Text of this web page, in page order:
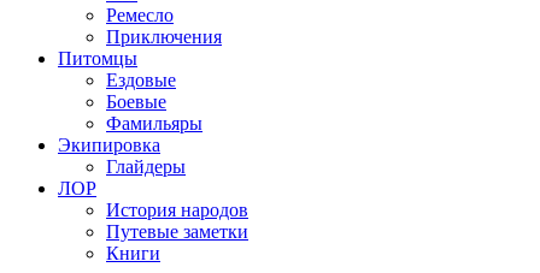
Ремесло
Приключения
Питомцы
Ездовые
Боевые
Фамильяры
Экипировка
Глайдеры
ЛОР
История народов
Путевые заметки
Книги